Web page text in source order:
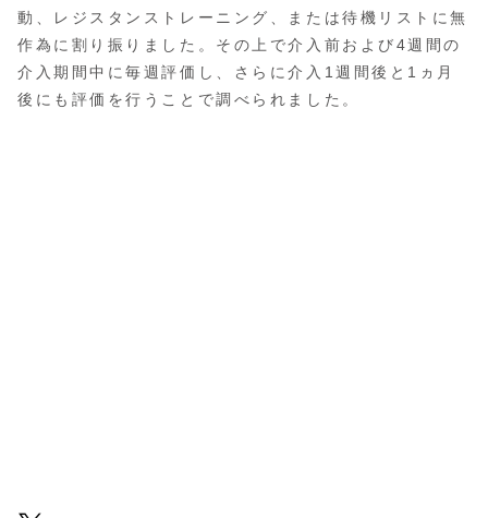
動、レジスタンストレーニング、または待機リストに無
作為に割り振りました。その上で介入前および4週間の
介入期間中に毎週評価し、さらに介入1週間後と1ヵ月
後にも評価を行うことで調べられました。